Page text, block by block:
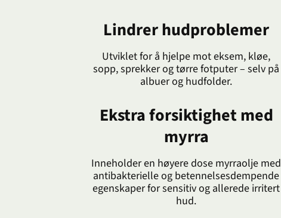
Lindrer hudproblemer
Utviklet for å hjelpe mot eksem, kløe,
sopp, sprekker og tørre fotputer – selv på
albuer og hudfolder.
Ekstra forsiktighet med
myrra
Inneholder en høyere dose myrraolje med
antibakterielle og betennelsesdempende
egenskaper for sensitiv og allerede irritert
hud.